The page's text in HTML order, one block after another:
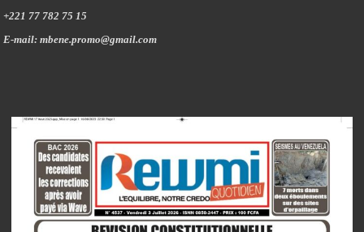
+221 77 782 75 15
E-mail: mbene.promo@gmail.com